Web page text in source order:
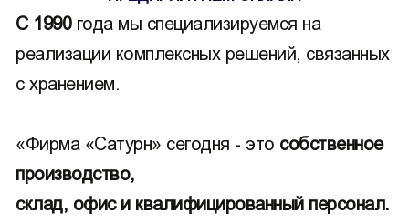
С 1990 года мы специализируемся на
реализации комплексных решений, связанных
с хранением.
«Фирма «Сатурн» сегодня - это собственное
производство,
склад, офис и квалифицированный персонал.